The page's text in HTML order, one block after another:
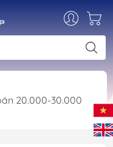
20.000-30.000